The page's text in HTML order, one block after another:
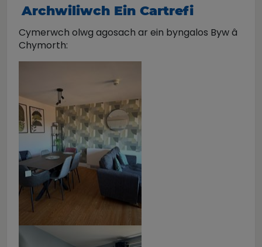
Archwiliwch Ein Cartrefi
Cymerwch olwg agosach ar ein byngalos Byw â
Chymorth: